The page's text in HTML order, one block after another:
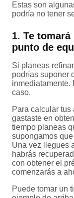
Estas son
podría no tener
1. Te
punto de
Si planeas
podrías suponer
inmediatamente.
caso.
Para calcular tus
gastaste en
tiempo planeas
supongamos
Una vez llegues
habrás
con obtener el
comenzarás a
Puede tomar un